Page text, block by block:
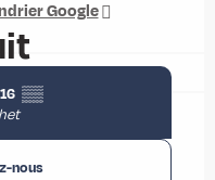
Google
▒▒
nous